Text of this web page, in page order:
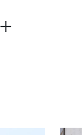
À PROPOS DE
CGV